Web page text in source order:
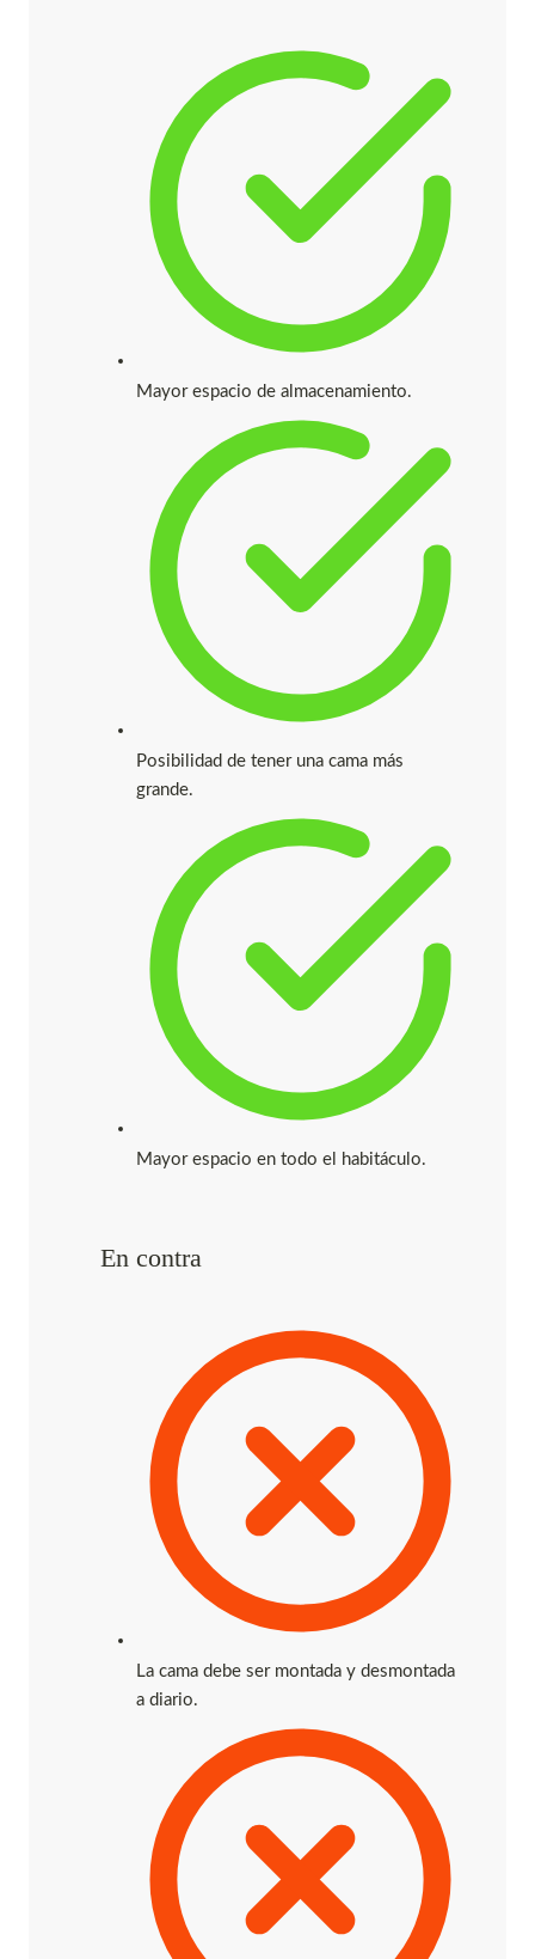
Mayor espacio de almacenamiento.
Posibilidad de tener una cama más
grande.
Mayor espacio en todo el habitáculo.
En contra
La cama debe ser montada y desmontada
a diario.